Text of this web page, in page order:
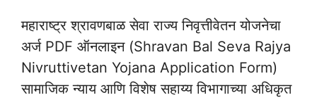
महाराष्ट्र श्रावणबाळ सेवा राज्य निवृत्तीवेतन योजनेचा
अर्ज PDF ऑनलाइन (Shravan Bal Seva Rajya
Nivruttivetan Yojana Application Form)
सामाजिक न्याय आणि विशेष सहाय्य विभागाच्या अधिकृत